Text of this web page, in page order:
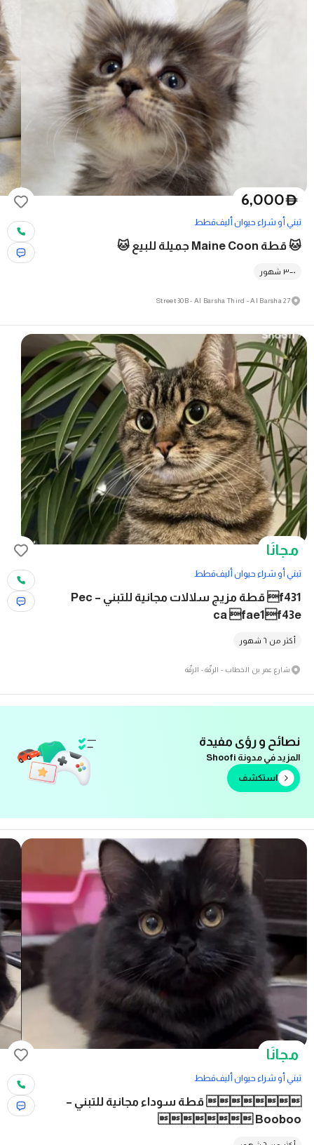
D
6,000
تبني أو شراء حيوان أليفقطط
🐱 قطة Maine Coon جميلة للبيع 🐱
٠–٣ شهور
27 Street 30B - Al Barsha Third - Al Barsha
مجانًا
تبني أو شراء حيوان أليفقطط
f431 قطة مزيج سلالات مجانية للتبني – Pec
ca fae1f43e
أكثر من ٦ شهور
شارع عمر بن الخطاب - الرقّة - الرقّة
نصائح و رؤى مفيدة
المزيد في مدونة Shoofi
استكشف
مجانًا
تبني أو شراء حيوان أليفقطط
 قطة سوداء مجانية للتبني –
Booboo 